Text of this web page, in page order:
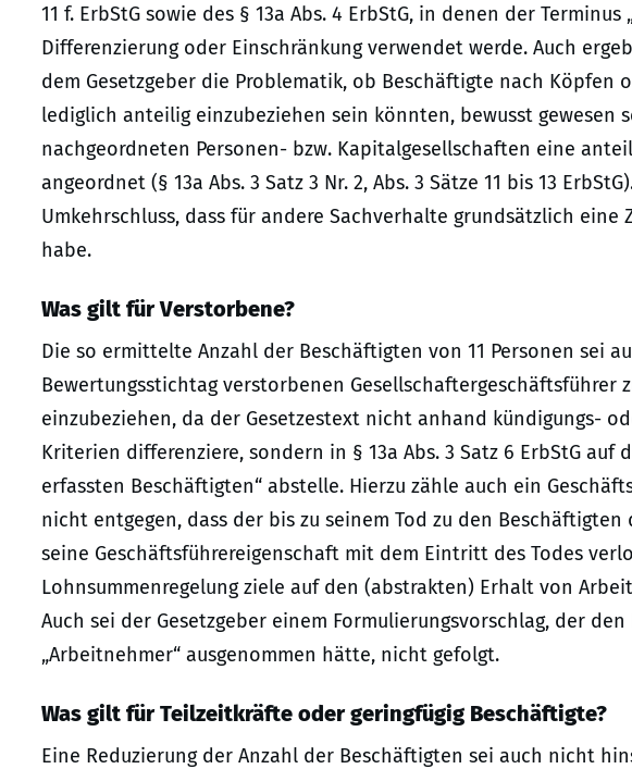
11 f. ErbStG sowie des § 13a Abs. 4 ErbStG, in denen der
Differenzierung oder Einschränkung verwendet werde. Auch
dem Gesetzgeber die Problematik, ob Beschäftigte nach Köpfen
lediglich anteilig einzubeziehen sein könnten, bewusst gewesen
nachgeordneten Personen- bzw. Kapitalgesellschaften eine
angeordnet (§ 13a Abs. 3 Satz 3 Nr. 2, Abs. 3 Sätze 11 bis 13
Umkehrschluss, dass für andere Sachverhalte grundsätzlich eine
habe.
Was gilt für Verstorbene?
Die so ermittelte Anzahl der Beschäftigten von 11 Personen sei
Bewertungsstichtag verstorbenen Gesellschaftergeschäftsführer
einzubeziehen, da der Gesetzestext nicht anhand kündigungs-
Kriterien differenziere, sondern in § 13a Abs. 3 Satz 6 ErbStG auf
erfassten Beschäftigten“ abstelle. Hierzu zähle auch ein
nicht entgegen, dass der bis zu seinem Tod zu den
seine Geschäftsführereigenschaft mit dem Eintritt des Todes
Lohnsummenregelung ziele auf den (abstrakten) Erhalt von
Auch sei der Gesetzgeber einem Formulierungsvorschlag, der
„Arbeitnehmer“ ausgenommen hätte, nicht gefolgt.
Was gilt für Teilzeitkräfte oder geringfügig Beschäftigte?
Eine Reduzierung der Anzahl der Beschäftigten sei auch nicht